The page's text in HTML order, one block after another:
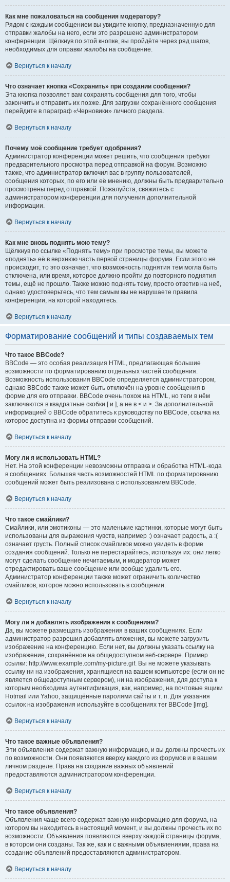
Как мне пожаловаться на сообщения модератору?
Рядом с каждым сообщением вы увидите кнопку, предназначенную для
отправки жалобы на него, если это разрешено администратором
конференции. Щёлкнув по этой кнопке, вы пройдёте через ряд шагов,
необходимых для оправки жалобы на сообщение.
Вернуться к началу
Что означает кнопка «Сохранить» при создании сообщения?
Эта кнопка позволяет вам сохранять сообщения для того, чтобы
закончить и отправить их позже. Для загрузки сохранённого сообщения
перейдите в параграф «Черновики» личного раздела.
Вернуться к началу
Почему моё сообщение требует одобрения?
Администратор конференции может решить, что сообщения требуют
предварительного просмотра перед отправкой на форум. Возможно
также, что администратор включил вас в группу пользователей,
сообщения которых, по его или её мнению, должны быть предварительно
просмотрены перед отправкой. Пожалуйста, свяжитесь с
администратором конференции для получения дополнительной
информации.
Вернуться к началу
Как мне вновь поднять мою тему?
Щёлкнув по ссылке «Поднять тему» при просмотре темы, вы можете
«поднять» её в верхнюю часть первой страницы форума. Если этого не
происходит, то это означает, что возможность поднятия тем могла быть
отключена, или время, которое должно пройти до повторного поднятия
темы, ещё не прошло. Также можно поднять тему, просто ответив на неё,
однако удостоверьтесь, что тем самым вы не нарушаете правила
конференции, на которой находитесь.
Вернуться к началу
Форматирование сообщений и типы создаваемых тем
Что такое BBCode?
BBCode — это особая реализация HTML, предлагающая большие
возможности по форматированию отдельных частей сообщения.
Возможность использования BBCode определяется администратором,
однако BBCode также может быть отключён на уровне сообщения в
форме для его отправки. BBCode очень похож на HTML, но теги в нём
заключаются в квадратные скобки [ и ], а не в < и >. За дополнительной
информацией о BBCode обратитесь к руководству по BBCode, ссылка на
которое доступна из формы отправки сообщений.
Вернуться к началу
Могу ли я использовать HTML?
Нет. На этой конференции невозможны отправка и обработка HTML-кода
в сообщениях. Большая часть возможностей HTML по форматированию
сообщений может быть реализована с использованием BBCode.
Вернуться к началу
Что такое смайлики?
Смайлики, или эмотиконы — это маленькие картинки, которые могут быть
использованы для выражения чувств, например :) означает радость, а :(
означает грусть. Полный список смайликов можно увидеть в форме
создания сообщений. Только не перестарайтесь, используя их: они легко
могут сделать сообщение нечитаемым, и модератор может
отредактировать ваше сообщение или вообще удалить его.
Администратор конференции также может ограничить количество
смайликов, которое можно использовать в сообщении.
Вернуться к началу
Могу ли я добавлять изображения к сообщениям?
Да, вы можете размещать изображения в ваших сообщениях. Если
администратор разрешил добавлять вложения, вы можете загрузить
изображение на конференцию. Если нет, вы должны указать ссылку на
изображение, сохранённое на общедоступном веб-сервере. Пример
ссылки: http://www.example.com/my-picture.gif. Вы не можете указывать
ссылку ни на изображения, хранящиеся на вашем компьютере (если он не
является общедоступным сервером), ни на изображения, для доступа к
которым необходима аутентификация, как, например, на почтовые ящики
Hotmail или Yahoo, защищённые паролями сайты и т. п. Для указания
ссылок на изображения используйте в сообщениях тег BBCode [img].
Вернуться к началу
Что такое важные объявления?
Эти объявления содержат важную информацию, и вы должны прочесть их
по возможности. Они появляются вверху каждого из форумов и в вашем
личном разделе. Права на создание важных объявлений
предоставляются администратором конференции.
Вернуться к началу
Что такое объявления?
Объявления чаще всего содержат важную информацию для форума, на
котором вы находитесь в настоящий момент, и вы должны прочесть их по
возможности. Объявления появляются вверху каждой страницы форума,
в котором они созданы. Так же, как и с важными объявлениями, права на
создание объявлений предоставляются администратором.
Вернуться к началу